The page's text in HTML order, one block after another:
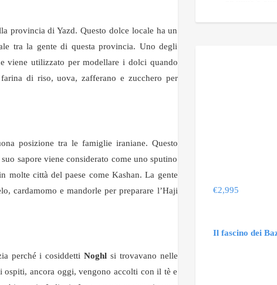
provincia di Yazd. Questo dolce locale ha un
tra la gente di questa provincia. Uno degli
viene utilizzato per modellare i dolci quando
di riso, uova, zafferano e zucchero per
posizione tra le famiglie iraniane. Questo
sapore viene considerato come uno sputino
molte città del paese come Kashan. La gente
cardamomo e mandorle per preparare l’Haji
perché i cosiddettiNoghl si trovavano nelle
ancora oggi, vengono accolti con il tè e
€2,995
Il fascino dei